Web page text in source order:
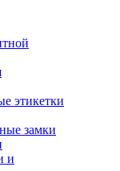
этикетки
замки
и